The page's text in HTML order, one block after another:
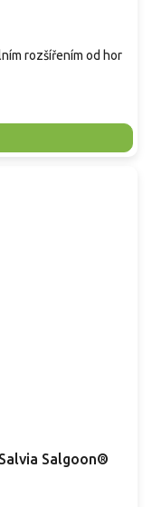
rozšířením od hor
Salgoon®